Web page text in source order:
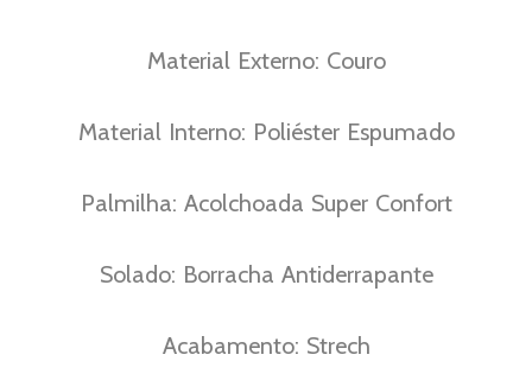
Material Externo: Couro
Material Interno: Poliéster Espumado
Palmilha: Acolchoada Super Confort
Solado: Borracha Antiderrapante
Acabamento: Strech